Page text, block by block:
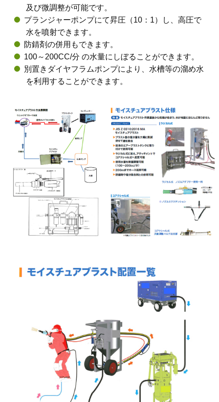
及び微調整が可能です。
プランジャーポンプにて昇圧（10：1）し、高圧で
水を噴射できます。
防錆剤の併用もできます。
100～200CC/分 の水量にしぼることができます。
別置きダイヤフラムポンプにより、水槽等の溜め水
を利用することができます。